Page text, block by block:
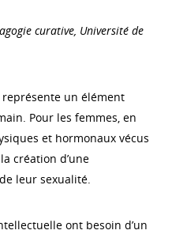
curative, Université de
un élément
Pour les femmes, en
et hormonaux vécus
création d’une
leur sexualité.
ont besoin d’un